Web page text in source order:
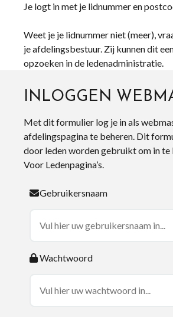
Je logt in met je lidnummer en
Weet je je lidnummer niet (meer),
je afdelingsbestuur. Zij kunnen dit
opzoeken in de ledenadministratie.
INLOGGEN
Met dit formulier log je in als
afdelingspagina te beheren. Dit
door leden worden gebruikt om in te
Voor Ledenpagina’s.
Gebruikersnaam
Wachtwoord